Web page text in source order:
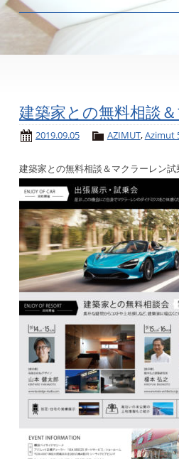
建築家との無料相談
2019.09.05 AZIMUT,Azimut
建築家との無料相談＆マクラーレン